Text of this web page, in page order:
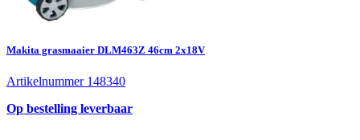
Makita grasmaaier DLM463Z 46cm 2x18V
Artikelnummer 148340
Op bestelling leverbaar